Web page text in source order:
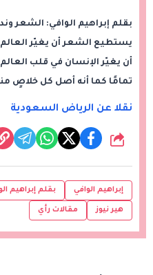
بقلم إبراهيم الوافي: الشعر
يستطيع الشعر أن يغيّر العالم
أن يغيّر الإنسان في قلب
تمامًا كما أنه أصل كل خلاصٍ
نقلا عن الرياض السعودية
شارك
إبراهيم الوافي بقلم إبراهيم
هير نيوز مقالات رأي